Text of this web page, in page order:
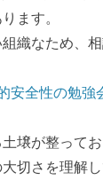
ます。
織なため、
安全性の勉
壌が整って
切さを理解